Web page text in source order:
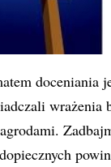
doceniania
wrażenia